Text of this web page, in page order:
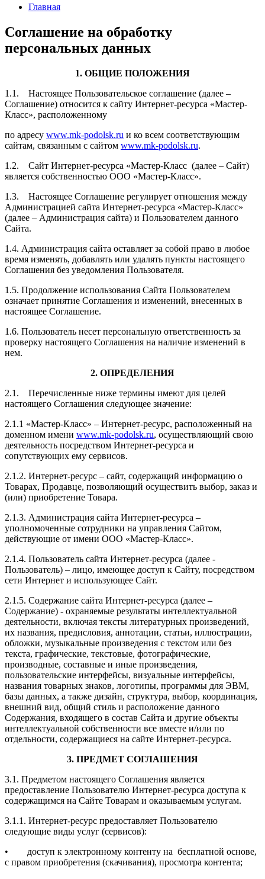
Главная
Соглашение на обработку
персональных данных
1. ОБЩИЕ ПОЛОЖЕНИЯ
1.1. Настоящее Пользовательское соглашение (далее –
Соглашение) относится к сайту Интернет-ресурса «Мастер-
Класс», расположенному
по адресу www.mk-podolsk.ru и ко всем соответствующим
сайтам, связанным с сайтом www.mk-podolsk.ru.
1.2. Сайт Интернет-ресурса «Мастер-Класс (далее – Сайт)
является собственностью ООО «Мастер-Класс».
1.3. Настоящее Соглашение регулирует отношения между
Администрацией сайта Интернет-ресурса «Мастер-Класс»
(далее – Администрация сайта) и Пользователем данного
Сайта.
1.4. Администрация сайта оставляет за собой право в любое
время изменять, добавлять или удалять пункты настоящего
Соглашения без уведомления Пользователя.
1.5. Продолжение использования Сайта Пользователем
означает принятие Соглашения и изменений, внесенных в
настоящее Соглашение.
1.6. Пользователь несет персональную ответственность за
проверку настоящего Соглашения на наличие изменений в
нем.
2. ОПРЕДЕЛЕНИЯ
2.1. Перечисленные ниже термины имеют для целей
настоящего Соглашения следующее значение:
2.1.1 «Мастер-Класс» – Интернет-ресурс, расположенный на
доменном имени www.mk-podolsk.ru, осуществляющий свою
деятельность посредством Интернет-ресурса и
сопутствующих ему сервисов.
2.1.2. Интернет-ресурс – сайт, содержащий информацию о
Товарах, Продавце, позволяющий осуществить выбор, заказ и
(или) приобретение Товара.
2.1.3. Администрация сайта Интернет-ресурса –
уполномоченные сотрудники на управления Сайтом,
действующие от имени ООО «Мастер-Класс».
2.1.4. Пользователь сайта Интернет-ресурса (далее ‑
Пользователь) – лицо, имеющее доступ к Сайту, посредством
сети Интернет и использующее Сайт.
2.1.5. Содержание сайта Интернет-ресурса (далее –
Содержание) - охраняемые результаты интеллектуальной
деятельности, включая тексты литературных произведений,
их названия, предисловия, аннотации, статьи, иллюстрации,
обложки, музыкальные произведения с текстом или без
текста, графические, текстовые, фотографические,
производные, составные и иные произведения,
пользовательские интерфейсы, визуальные интерфейсы,
названия товарных знаков, логотипы, программы для ЭВМ,
базы данных, а также дизайн, структура, выбор, координация,
внешний вид, общий стиль и расположение данного
Содержания входящего в состав Сайта и другие объекты
интеллектуальной собственности все вместе и/или по
отдельности, содержащиеся на сайте Интернет-ресурса.
3. ПРЕДМЕТ СОГЛАШЕНИЯ
3.1. Предметом настоящего Соглашения является
предоставление Пользователю Интернет-ресурса доступа к
содержащимся на Сайте Товарам и оказываемым услугам.
3.1.1. Интернет-ресурс предоставляет Пользователю
следующие виды услуг (сервисов):
• доступ к электронному контенту на бесплатной основе,
с правом приобретения (скачивания), просмотра контента;